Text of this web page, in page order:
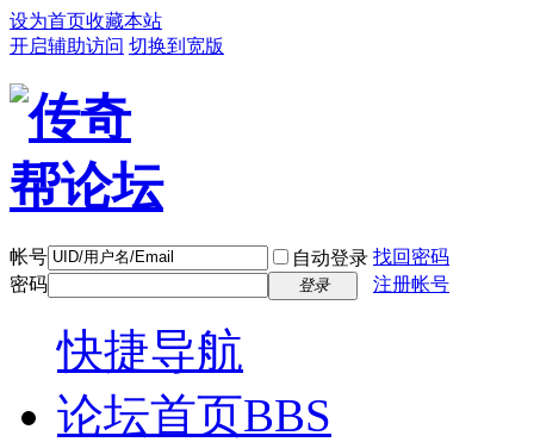
设为首页收藏本站
开启辅助访问 切换到宽版
帐号 自动登录 找回密码
密码
登录 注册帐号
快捷导航
论坛首页BBS